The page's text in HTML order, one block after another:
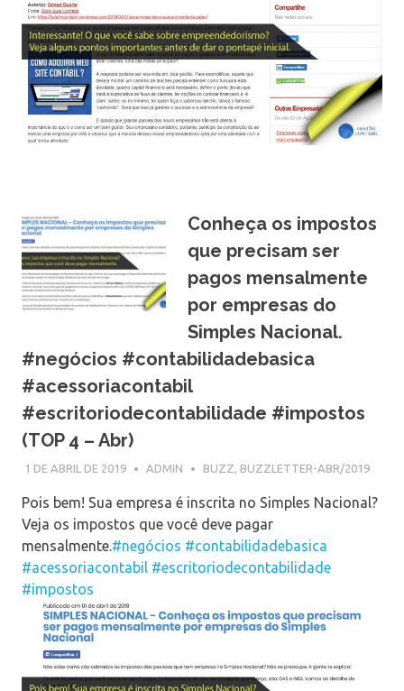
Conheça os impostos
que precisam ser
pagos mensalmente
por empresas do
Simples Nacional.
#negócios #contabilidadebasica
#acessoriacontabil
#escritoriodecontabilidade #impostos
(TOP 4 – Abr)
1 DE ABRIL DE 2019 ADMIN BUZZ, BUZZLETTER-ABR/2019
Pois bem! Sua empresa é inscrita no Simples Nacional?
Veja os impostos que você deve pagar
mensalmente.#negócios #contabilidadebasica
#acessoriacontabil #escritoriodecontabilidade
#impostos